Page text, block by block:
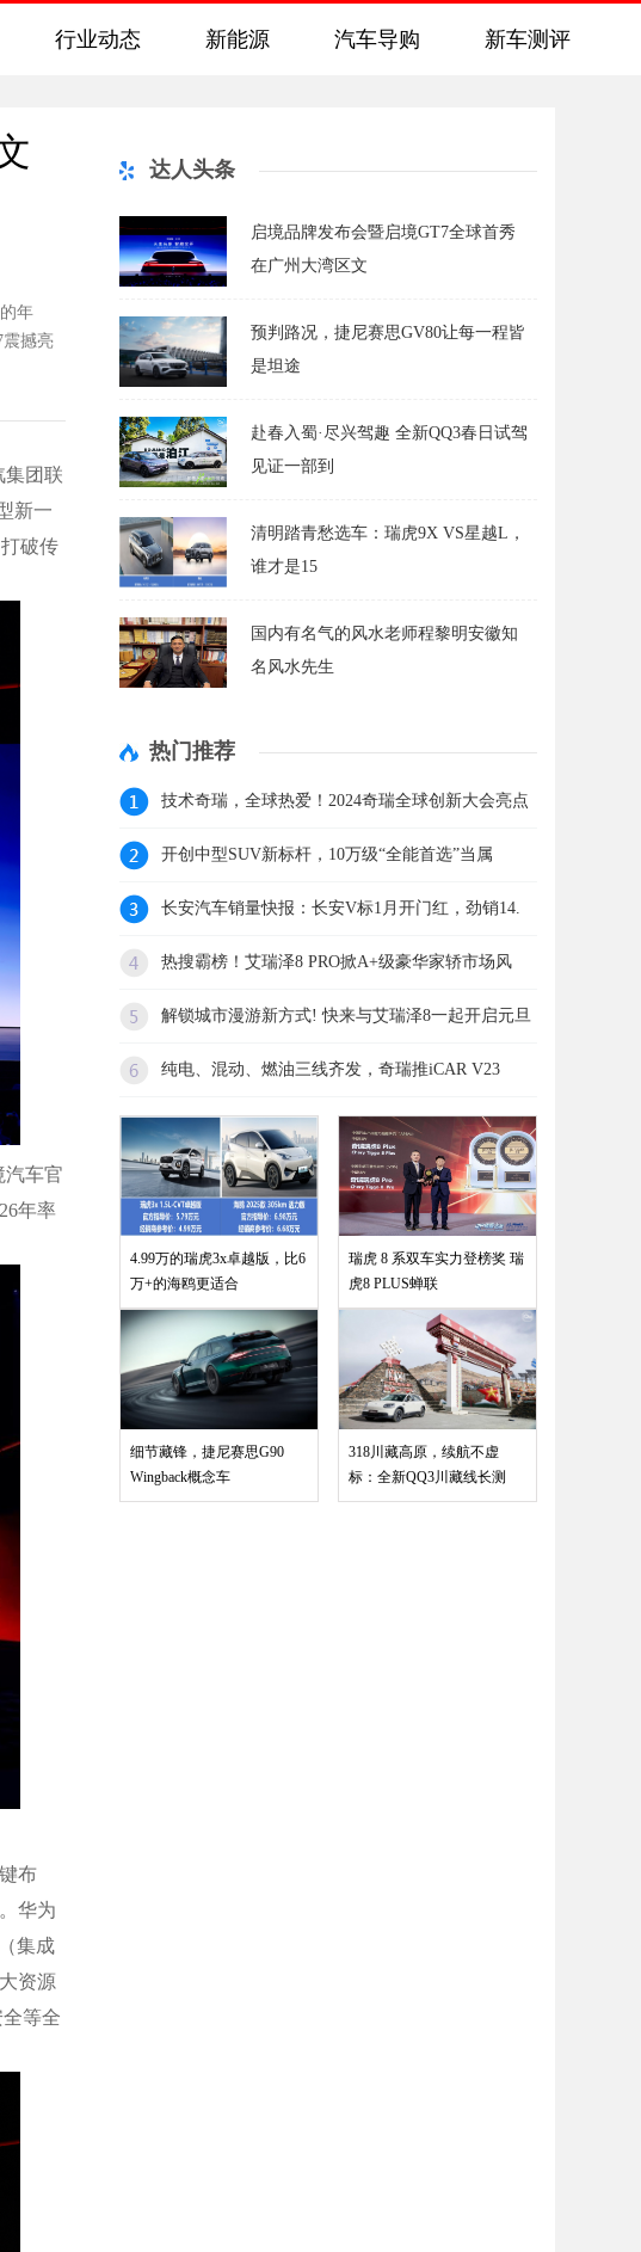
行业动态 新能源 汽车导购 新车测评
年
撼亮
团联
新一
破传
车官
年率
布
华为
集成
资源
等全
达人头条
启境品牌发布会暨启境GT7全球首秀
在广州大湾区文
预判路况，捷尼赛思GV80让每一程皆
是坦途
赴春入蜀·尽兴驾趣 全新QQ3春日试驾
见证一部到
清明踏青愁选车：瑞虎9X VS星越L，
谁才是15
国内有名气的风水老师程黎明安徽知
名风水先生
热门推荐
技术奇瑞，全球热爱！2024奇瑞全球创新大会亮点
开创中型SUV新标杆，10万级“全能首选”当属
长安汽车销量快报：长安V标1月开门红，劲销14.
热搜霸榜！艾瑞泽8 PRO掀A+级豪华家轿市场风
解锁城市漫游新方式! 快来与艾瑞泽8一起开启元旦
纯电、混动、燃油三线齐发，奇瑞推iCAR V23
4.99万的瑞虎3x卓越版，比6
万+的海鸥更适合
细节藏锋，捷尼赛思G90
Wingback概念车
瑞虎 8 系双车实力登榜奖 瑞
虎8 PLUS蝉联
318川藏高原，续航不虚
标：全新QQ3川藏线长测